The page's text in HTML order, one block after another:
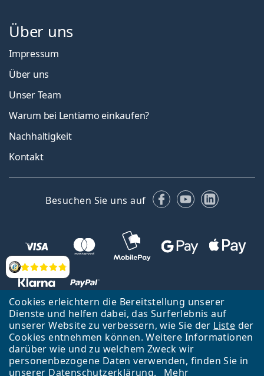
Cookies erleichtern die Bereitstellung unserer
Dienste und helfen dabei, das Surferlebnis auf
unserer Website zu verbessern, wie Sie der Liste der
Cookies entnehmen können. Weitere Informationen
darüber wie und zu welchem Zweck wir
personenbezogene Daten verwenden, finden Sie in
unserer Datenschutzerklärung. Mehr
Bewertung
Über uns
Impressum
Über uns
Unser Team
Warum bei Lentiamo einkaufen?
Nachhaltigkeit
Kontakt
Besuchen Sie uns auf Facebook
YouTubeLinkedIn
Zurück zur Hauptseite
Nach oben
Lentiamo s.r.o., Tschechien ist Eigentümer und Betreiber des Online-
Shops Lentiamo.de
Seit 18 Jahren sind wir für Sie da.